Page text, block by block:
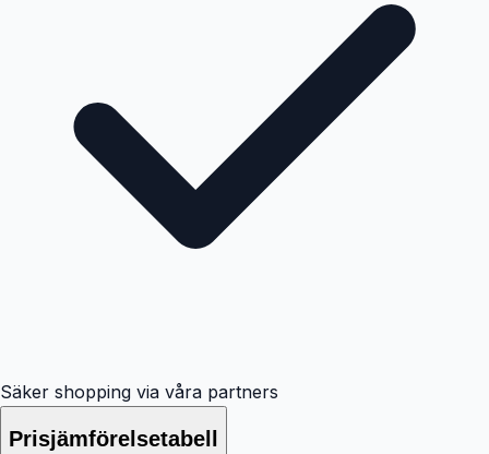
Säker shopping via våra partners
Prisjämförelsetabell